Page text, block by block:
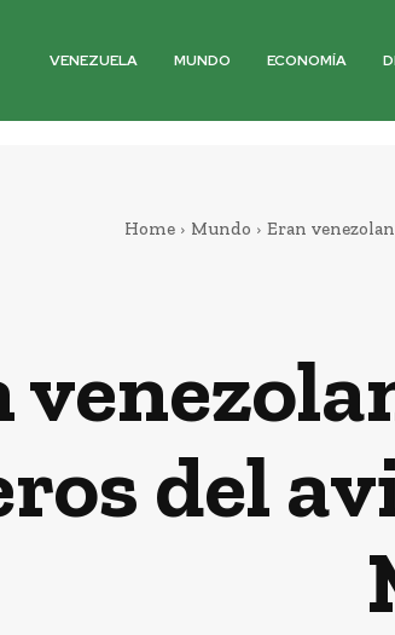
VENEZUELA MUNDO ECONOMÍA
Home Mundo Eran
del